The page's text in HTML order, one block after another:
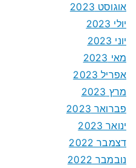
אוגוסט 2023
יולי 2023
יוני 2023
מאי 2023
אפריל 2023
מרץ 2023
פברואר 2023
ינואר 2023
דצמבר 2022
נובמבר 2022